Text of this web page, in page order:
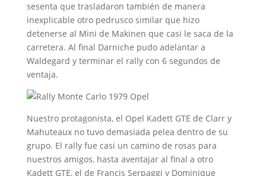
sesenta que trasladaron también de manera
inexplicable otro pedrusco similar que hizo
detenerse al Mini de Makinen que casi le saca de la
carretera. Al final Darniche pudo adelantar a
Waldegard y terminar el rally con 6 segundos de
ventaja.
Nuestro protagonista, el Opel Kadett GTE de Clarr y
Mahuteaux no tuvo demasiada pelea dentro de su
grupo. El rally fue casi un camino de rosas para
nuestros amigos, hasta aventajar al final a otro
Kadett GTE, el de Francis Serpaggi y Dominique